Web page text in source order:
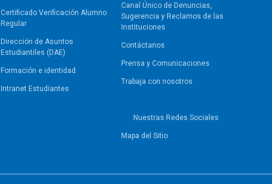
Certificado Verificación Alumno
Regular
Dirección de Asuntos
Estudiantiles (DAE)
Formación e identidad
Intranet Estudiantes
Canal Único de Denuncias,
Sugerencia y Reclamos de las
Instituciones
Contáctanos
Prensa y Comunicaciones
Trabaja con nosotros
Nuestras Redes Sociales
Mapa del Sitio